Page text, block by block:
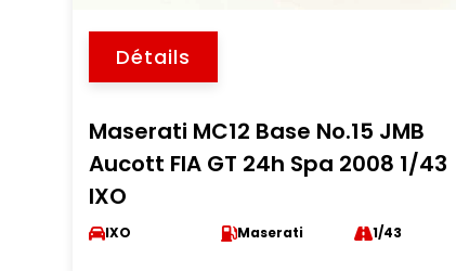
Détails
Maserati MC12 Base No.15 JMB
Aucott FIA GT 24h Spa 2008 1/43
IXO
IXO Maserati 1/43